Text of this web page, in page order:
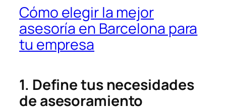
Cómo elegir la mejor
asesoría en Barcelona para
tu empresa
1. Define tus necesidades
de asesoramiento